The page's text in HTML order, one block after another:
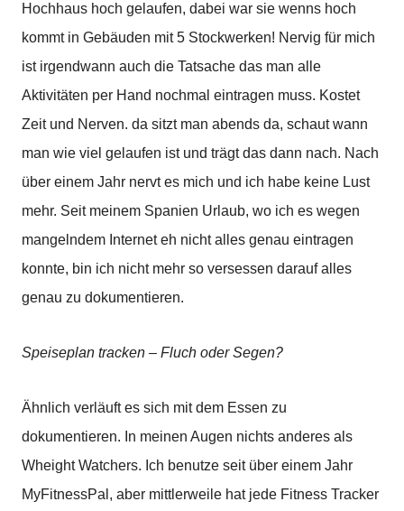
Hochhaus hoch gelaufen, dabei war sie wenns hoch
kommt in Gebäuden mit 5 Stockwerken! Nervig für mich
ist irgendwann auch die Tatsache das man alle
Aktivitäten per Hand nochmal eintragen muss. Kostet
Zeit und Nerven. da sitzt man abends da, schaut wann
man wie viel gelaufen ist und trägt das dann nach. Nach
über einem Jahr nervt es mich und ich habe keine Lust
mehr. Seit meinem Spanien Urlaub, wo ich es wegen
mangelndem Internet eh nicht alles genau eintragen
konnte, bin ich nicht mehr so versessen darauf alles
genau zu dokumentieren.
Speiseplan tracken – Fluch oder Segen?
Ähnlich verläuft es sich mit dem Essen zu
dokumentieren. In meinen Augen nichts anderes als
Wheight Watchers. Ich benutze seit über einem Jahr
MyFitnessPal, aber mittlerweile hat jede Fitness Tracker